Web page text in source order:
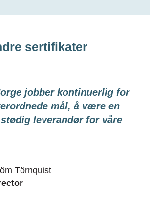
sertifikater
jobber kontinuerlig for
mål, å være en
leverandør for våre
Törnquist